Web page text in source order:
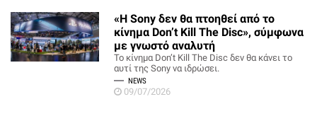
«Η Sony δεν θα πτοηθεί από το
κίνημα Don’t Kill The Disc», σύμφωνα
με γνωστό αναλυτή
Το κίνημα Don’t Kill The Disc δεν θα κάνει το
αυτί της Sony να ιδρώσει.
NEWS
09/07/2026